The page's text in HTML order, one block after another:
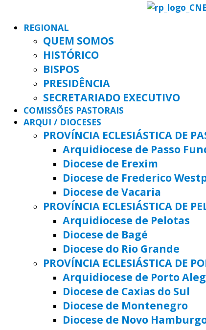
REGIONAL
QUEM SOMOS
HISTÓRICO
BISPOS
PRESIDÊNCIA
SECRETARIADO EXECUTIVO
COMISSÕES PASTORAIS
ARQUI / DIOCESES
PROVÍNCIA ECLESIÁSTICA DE
Arquidiocese de Passo
Diocese de Erexim
Diocese de Frederico
Diocese de Vacaria
PROVÍNCIA ECLESIÁSTICA DE
Arquidiocese de Pelotas
Diocese de Bagé
Diocese do Rio Grande
PROVÍNCIA ECLESIÁSTICA DE
Arquidiocese de Porto
Diocese de Caxias do Sul
Diocese de Montenegro
Diocese de Novo